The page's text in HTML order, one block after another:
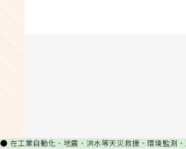
● 在工業自動化、地震、洪水等天災救援、環境監測